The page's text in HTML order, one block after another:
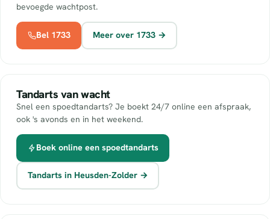
bevoegde wachtpost.
Bel 1733 Meer over 1733 →
Tandarts van wacht
Snel een spoedtandarts? Je boekt 24/7 online een afspraak,
ook 's avonds en in het weekend.
Boek online een spoedtandarts
Tandarts in Heusden-Zolder →